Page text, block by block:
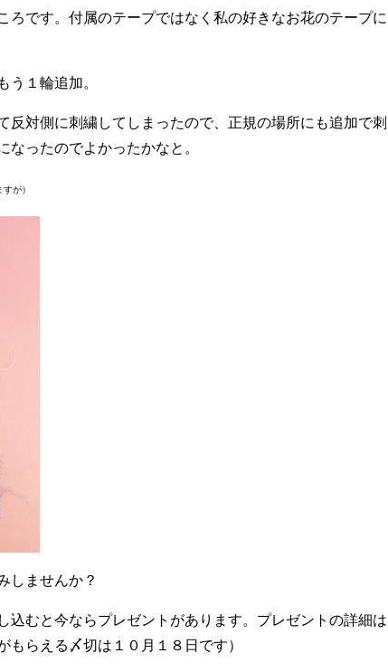
ろです。付属のテープではなく私の好きなお花のテープに
う１輪追加。
反対側に刺繍してしまったので、正規の場所にも追加で刺
ったのでよかったかなと。
が）
しませんか？
込むと今ならプレゼントがあります。プレゼントの詳細は
らえる〆切は１０月１８日です）